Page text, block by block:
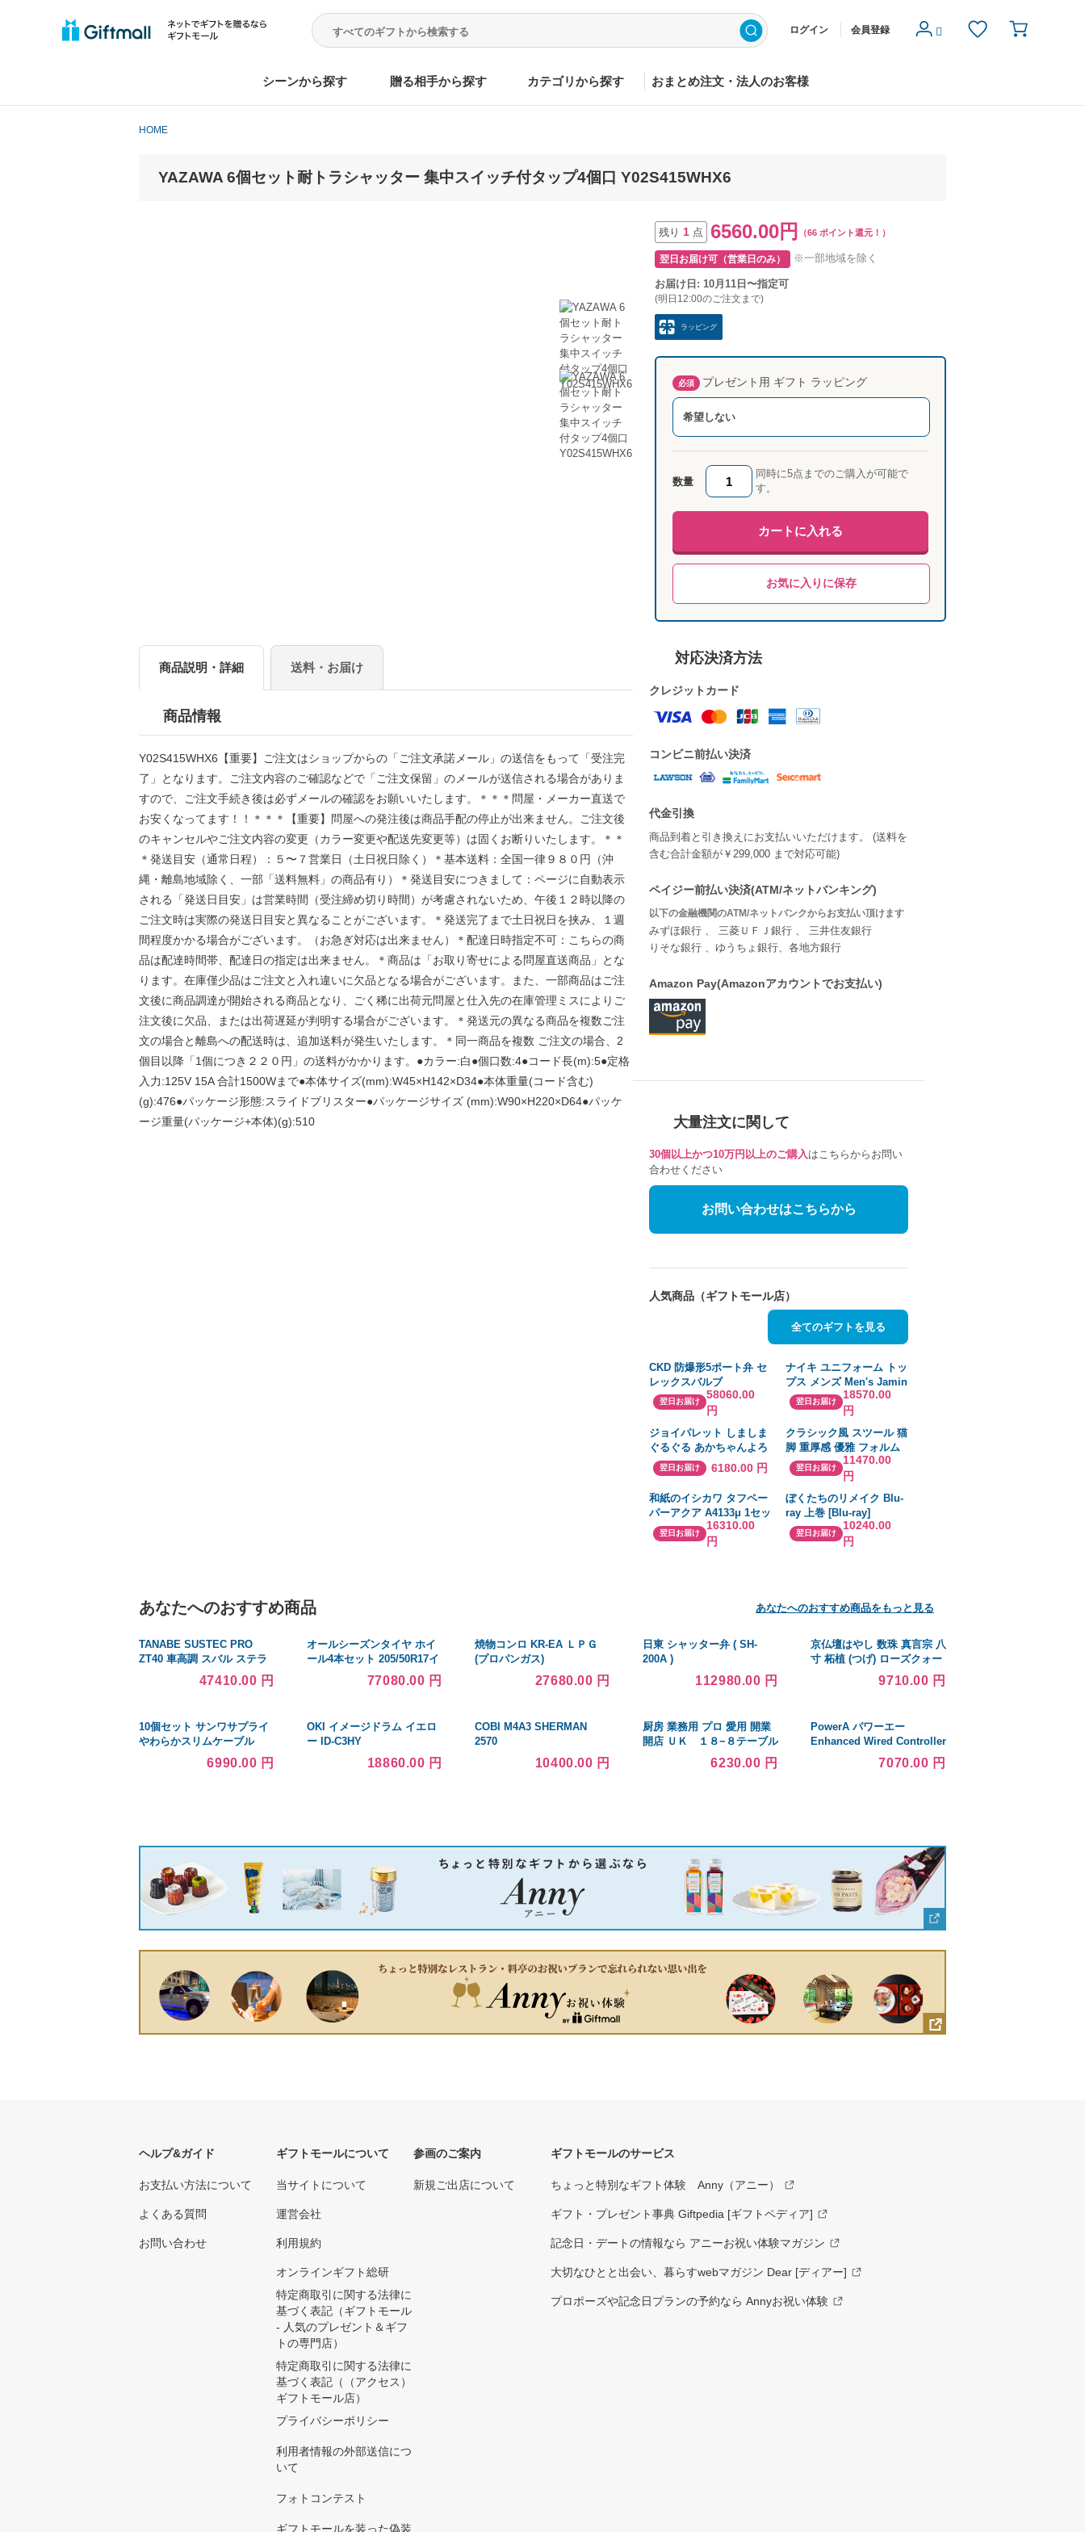
ログイン 会員登録
シーンから探す 贈る相手から探す カテゴリから探す おまとめ注文・法人のお客様
HOME
YAZAWA 6個セット耐トラシャッター 集中スイッチ付タップ4個口 Y02S415WHX6
商品説明・詳細 送料・お届け
商品情報
Y02S415WHX6【重要】ご注文はショップからの「ご注文承諾メール」の送信をもって「受注完
了」となります。ご注文内容のご確認などで「ご注文保留」のメールが送信される場合がありま
すので、ご注文手続き後は必ずメールの確認をお願いいたします。＊＊＊問屋・メーカー直送で
お安くなってます！！＊＊＊【重要】問屋への発注後は商品手配の停止が出来ません。ご注文後
のキャンセルやご注文内容の変更（カラー変更や配送先変更等）は固くお断りいたします。＊＊
＊発送目安（通常日程）：５〜７営業日（土日祝日除く）＊基本送料：全国一律９８０円（沖
縄・離島地域除く、一部「送料無料」の商品有り）＊発送目安につきまして：ページに自動表示
される「発送日目安」は営業時間（受注締め切り時間）が考慮されないため、午後１２時以降の
ご注文時は実際の発送日目安と異なることがございます。＊発送完了まで土日祝日を挟み、１週
間程度かかる場合がございます。（お急ぎ対応は出来ません）＊配達日時指定不可：こちらの商
品は配達時間帯、配達日の指定は出来ません。＊商品は「お取り寄せによる問屋直送商品」とな
ります。在庫僅少品はご注文と入れ違いに欠品となる場合がございます。また、一部商品はご注
文後に商品調達が開始される商品となり、ごく稀に出荷元問屋と仕入先の在庫管理ミスによりご
注文後に欠品、または出荷遅延が判明する場合がございます。＊発送元の異なる商品を複数ご注
文の場合と離島への配送時は、追加送料が発生いたします。＊同一商品を複数 ご注文の場合、2
個目以降「1個につき２２０円」の送料がかかります。●カラー:白●個口数:4●コード長(m):5●定格
入力:125V 15A 合計1500Wまで●本体サイズ(mm):W45×H142×D34●本体重量(コード含む)
(g):476●パッケージ形態:スライドブリスター●パッケージサイズ (mm):W90×H220×D64●パッケ
ージ重量(パッケージ+本体)(g):510
残り 1 点 6560.00円 （66 ポイント還元！）
翌日お届け可（営業日のみ） ※一部地域を除く
お届け日: 10月11日〜指定可
(明日12:00のご注文まで)
ラッピング
必須 プレゼント用 ギフト ラッピング
希望しない
数量
同時に5点までのご購入が可能で
す。
カートに入れる
お気に入りに保存
対応決済方法
クレジットカード
コンビニ前払い決済
代金引換
商品到着と引き換えにお支払いいただけます。 (送料を
含む合計金額が￥299,000 まで対応可能)
ペイジー前払い決済(ATM/ネットバンキング)
以下の金融機関のATM/ネットバンクからお支払い頂けます
みずほ銀行 、 三菱ＵＦＪ銀行 、 三井住友銀行
りそな銀行 、ゆうちょ銀行、各地方銀行
Amazon Pay(Amazonアカウントでお支払い)
大量注文に関して
30個以上かつ10万円以上のご購入 はこちらからお問い
合わせください
お問い合わせはこちらから
人気商品（ギフトモール店）
全てのギフトを見る
CKD 防爆形5ポート弁 セ
レックスバルブ
M4F430E-08-TP-4-C-
AC200V
翌日お届け
58060.00
円
ナイキ ユニフォーム トッ
プス メンズ Men's Jamin
Davis Burgundy
Washington Football
Team 2021 NFL Draft
First Round Pick Game
Jersey Burgundy
翌日お届け
18570.00
円
ジョイパレット しましま
ぐるぐる あかちゃんよろ
こぶ しましまぐるぐるハ
ッピーギフトセット
翌日お届け 6180.00 円
クラシック風 スツール 猫
脚 重厚感 優雅 フォルム
彫刻 アンティーク調 ハン
プトン スツール お姫様風
家具 インテリア
翌日お届け
11470.00
円
和紙のイシカワ タフペー
パーアクア A4133μ 1セッ
ト(250枚)
翌日お届け
16310.00
円
ぼくたちのリメイク Blu-
ray 上巻 [Blu-ray]
翌日お届け
10240.00
円
あなたへのおすすめ商品 あなたへのおすすめ商品をもっと見る
TANABE SUSTEC PRO
ZT40 車高調 スバル ステラ
LA150F 2014/12〜 品
番:ZT40LA100SK タナベ
47410.00 円
オールシーズンタイヤ ホイ
ール4本セット 205/50R17イ
ンチ 5H100 ウェッズ レオニ
ス MX HSIII/SC ミシュラン
77080.00 円
焼物コンロ KR-EA ＬＰＧ
(プロパンガス)
27680.00 円
日東 シャッター弁 ( SH-
200A )
112980.00 円
京仏壇はやし 数珠 真言宗 八
寸 柘植 (つげ) ローズクォー
ツ入り (女性用) 正式 本式 数
珠袋セット SW-029 京都 念
9710.00 円
10個セット サンワサプライ
やわらかスリムケーブル
（白） TEL-S2-3N2 TEL-S2-
6990.00 円
OKI イメージドラム イエロ
ー ID-C3HY
18860.00 円
COBI M4A3 SHERMAN
2570
10400.00 円
厨房 業務用 プロ 愛用 開業
開店 ＵＫ １８−８テーブル
ナンバースタンド 末広
6230.00 円
PowerA パワーエー
Enhanced Wired Controller
and Slim Case for
Nintendo Switch ?
7070.00 円
ヘルプ&ガイド
お支払い方法について
よくある質問
お問い合わせ
ギフトモールについて
当サイトについて
運営会社
利用規約
オンラインギフト総研
特定商取引に関する法律に
基づく表記（ギフトモール
- 人気のプレゼント＆ギフ
トの専門店）
特定商取引に関する法律に
基づく表記（（アクセス）
ギフトモール店）
プライバシーポリシー
利用者情報の外部送信につ
いて
フォトコンテスト
ギフトモールを装った偽装
参画のご案内
新規ご出店について
ギフトモールのサービス
ちょっと特別なギフト体験 Anny（アニー）
ギフト・プレゼント事典 Giftpedia [ギフトペディア]
記念日・デートの情報なら アニーお祝い体験マガジン
大切なひとと出会い、暮らすwebマガジン Dear [ディアー]
プロポーズや記念日プランの予約なら Annyお祝い体験